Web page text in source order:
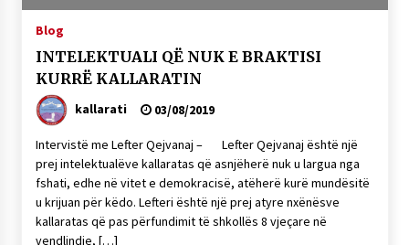
ZHVILLUA EDICIONI I TRETË I PIKNIKU
26/05/2026
Gazeta Kallarati nr. 117
03/05/2026
Gazeta Kallarati nr. 116
28/01/2026
Mbi kockat e martirëve ngrihet Atdheu
17/10/2025
Blog
INTELEKTUALI QË NUK E BRAKTISI
KURRË KALLARATIN
kallarati 03/08/2019
Intervistë me Lefter Qejvanaj – Lefter Qejvanaj është një
prej intelektualëve kallaratas që asnjëherë nuk u largua nga
fshati, edhe në vitet e demokracisë, atëherë kurë mundësitë
u krijuan për këdo. Lefteri është një prej atyre nxënësve
kallaratas që pas përfundimit të shkollës 8 vjeçare në
vendlindje, […]